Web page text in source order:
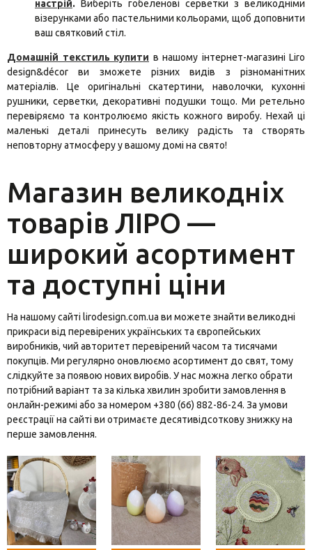
настрій. Виберіть гобеленові серветки з великодніми
візерунками або пастельними кольорами, щоб доповнити
ваш святковий стіл.
Домашній текстиль купити в нашому інтернет-магазині Liro
design&décor ви зможете різних видів з різноманітних
матеріалів. Це оригінальні скатертини, наволочки, кухонні
рушники, серветки, декоративні подушки тощо. Ми ретельно
перевіряємо та контролюємо якість кожного виробу. Нехай ці
маленькі деталі принесуть велику радість та створять
неповторну атмосферу у вашому домі на свято!
Магазин великодніх
товарів ЛІРО —
широкий асортимент
та доступні ціни
На нашому сайті lirodesign.com.ua ви можете знайти великодні
прикраси від перевірених українських та європейських
виробників, чий авторитет перевірений часом та тисячами
покупців. Ми регулярно оновлюємо асортимент до свят, тому
слідкуйте за появою нових виробів. У нас можна легко обрати
потрібний варіант та за кілька хвилин зробити замовлення в
онлайн-режимі або за номером +380 (66) 882-86-24. За умови
реєстрації на сайті ви отримаєте десятивідсоткову знижку на
перше замовлення.